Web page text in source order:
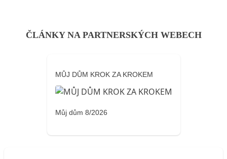
ČLÁNKY NA PARTNERSKÝCH WEBECH
MŮJ DŮM KROK ZA KROKEM
Můj dům 8/2026